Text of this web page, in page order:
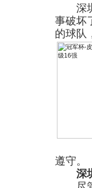
深圳
事破坏
的球队
遵守。
深